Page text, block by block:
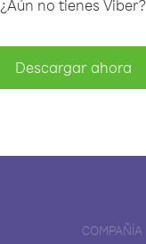
¿Aún no tienes Viber?
Descargar ahora
COMPAÑÍA